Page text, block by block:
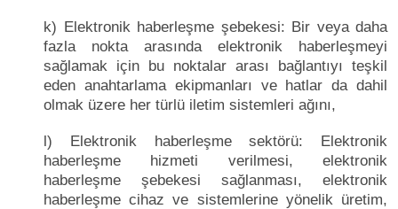
k) Elektronik haberleşme şebekesi: Bir veya daha
fazla nokta arasında elektronik haberleşmeyi
sağlamak için bu noktalar arası bağlantıyı teşkil
eden anahtarlama ekipmanları ve hatlar da dahil
olmak üzere her türlü iletim sistemleri ağını,
l) Elektronik haberleşme sektörü: Elektronik
haberleşme hizmeti verilmesi, elektronik
haberleşme şebekesi sağlanması, elektronik
haberleşme cihaz ve sistemlerine yönelik üretim,